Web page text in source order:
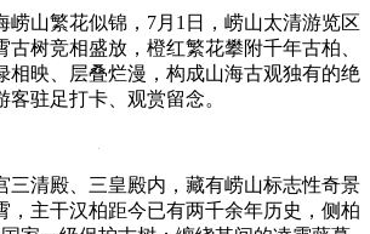
崂山繁花似锦，7月1日，崂山太清游览区
古树竞相盛放，橙红繁花攀附千年古柏、
相映、层叠烂漫，构成山海古观独有的绝
驻足打卡、观赏留念。